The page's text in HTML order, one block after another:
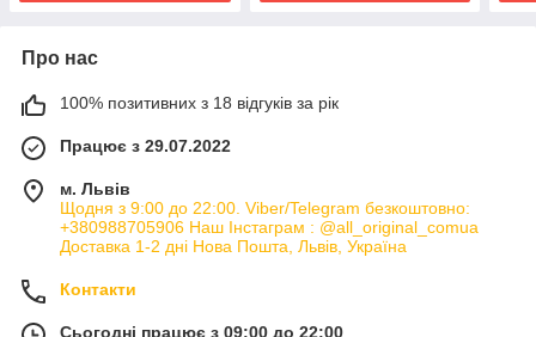
Про нас
100% позитивних з 18 відгуків за рік
Працює з 29.07.2022
м. Львів
Щодня з 9:00 до 22:00. Viber/Telegram безкоштовно:
+380988705906 Наш Інстаграм : @all_original_comua
Доставка 1-2 дні Нова Пошта, Львів, Україна
Контакти
Сьогодні працює з 09:00 до 22:00